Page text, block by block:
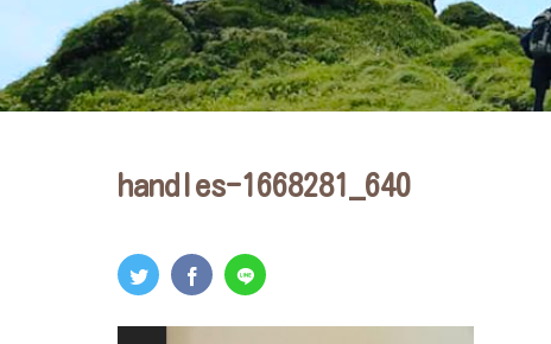
handles-1668281_640